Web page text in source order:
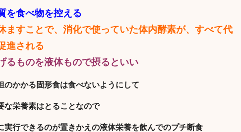
を食べ物を控える
ますことで、消化で使っていた体内酵素が、すべて代
進される
るものを液体もので摂るといい
のかかる固形食は食べないようにして
な栄養素はとることなので
実行できるのが置きかえの液体栄養を飲んでのプチ断食